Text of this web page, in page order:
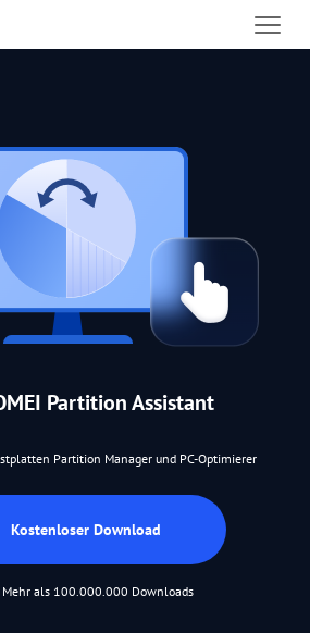
Partition Assistant
Partition Manager und PC-Optimierer
Kostenloser Download
Mehr als 100.000.000 Downloads